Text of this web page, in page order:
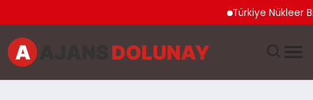
Türkiye Nükleer Bilim